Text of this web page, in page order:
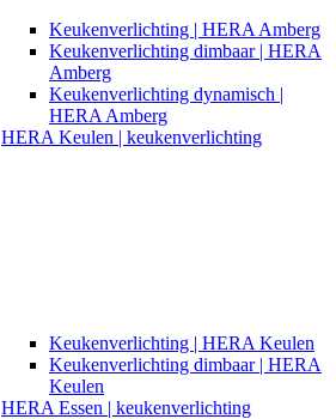
Keukenverlichting | HERA Amberg
Keukenverlichting dimbaar | HERA
Amberg
Keukenverlichting dynamisch |
HERA Amberg
HERA Keulen | keukenverlichting
Keukenverlichting | HERA Keulen
Keukenverlichting dimbaar | HERA
Keulen
HERA Essen | keukenverlichting